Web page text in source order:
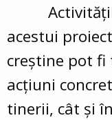
Activitățile
acestui
creștine pot fi
acțiuni
tinerii, cât și